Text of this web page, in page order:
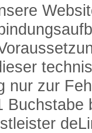
nur zur
Buchstabe